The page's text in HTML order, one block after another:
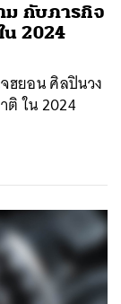
ม กับภารกิจ
2024
ฮยอน ศิลปินวง
ติ ใน 2024